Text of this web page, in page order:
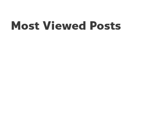
Most Viewed Posts